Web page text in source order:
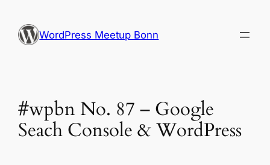
Inhalt
springen
WordPress Meetup Bonn
#wpbn No. 87 – Google
Seach Console & WordPress